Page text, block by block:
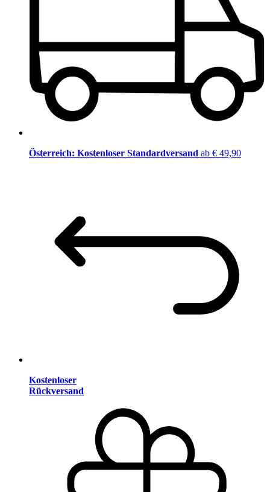
Österreich: Kostenloser Standardversand ab € 49,90
Kostenloser
Rückversand